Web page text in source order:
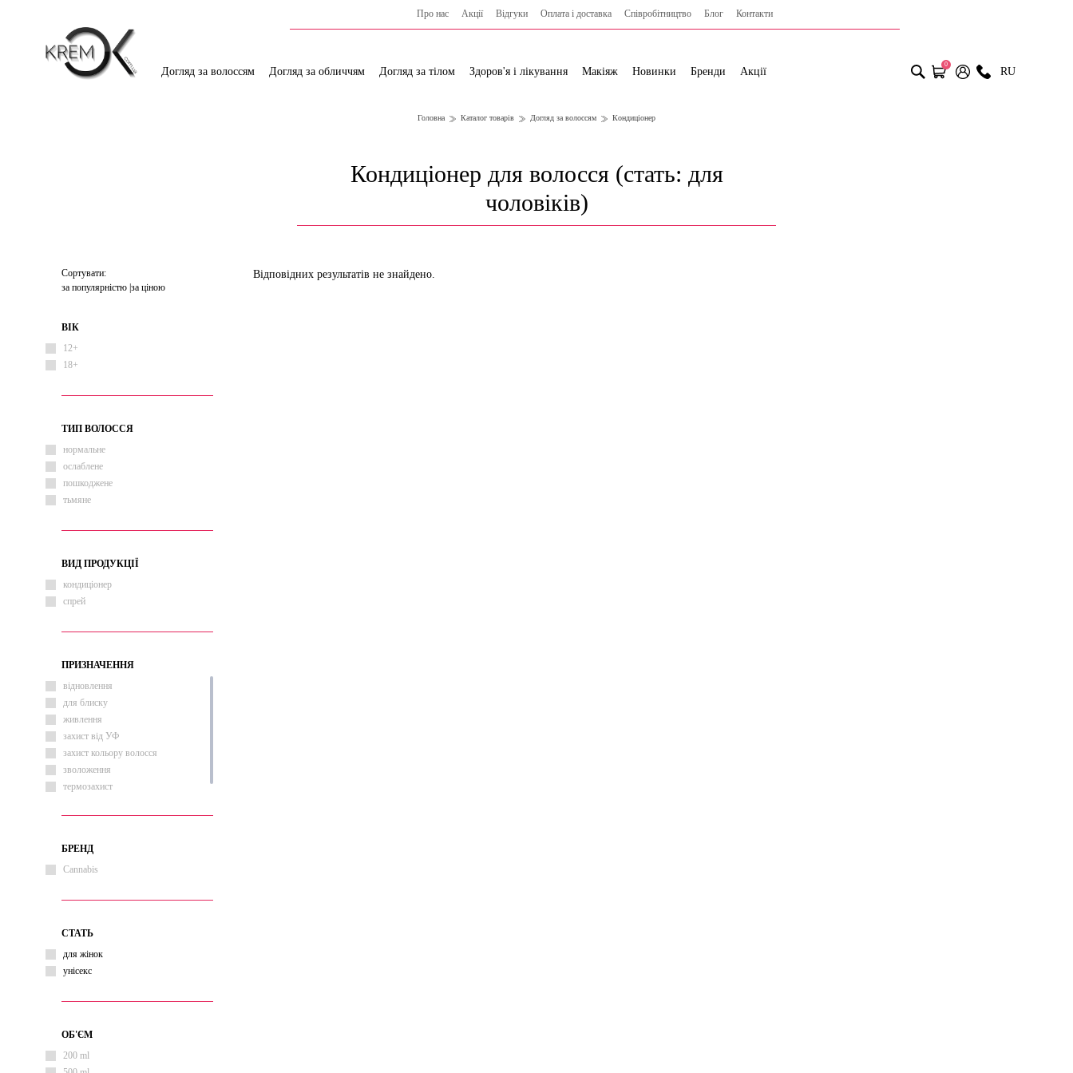
Про нас Акції Відгуки Оплата і доставка Cпівробітництво Блог Контакти
Догляд за волоссям Догляд за обличчям Догляд за тілом Здоров'я і лікування Макіяж Новинки Бренди Акції
0
RU
Головна Каталог товарів Догляд за волоссям Кондиціонер
Кондиціонер для волосся (стать: для
чоловіків)
Сортувати:
за популярністю за ціною
ВІК
12+
18+
ТИП ВОЛОССЯ
нормальне
ослаблене
пошкоджене
тьмяне
ВИД ПРОДУКЦІЇ
кондиціонер
спрей
ПРИЗНАЧЕННЯ
відновлення
для блиску
живлення
захист від УФ
захист кольору волосся
зволоження
термозахист
БРЕНД
Cannabis
СТАТЬ
для жінок
унісекс
ОБ'ЄМ
200 ml
Відповідних результатів не знайдено.